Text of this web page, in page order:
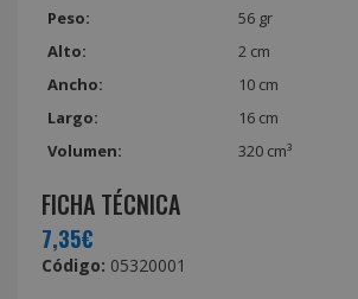
Peso:
56 gr
Alto:
2 cm
Ancho:
10 cm
Largo:
16 cm
Volumen:
320 cm³
FICHA TÉCNICA
7,35€
Código: 05320001